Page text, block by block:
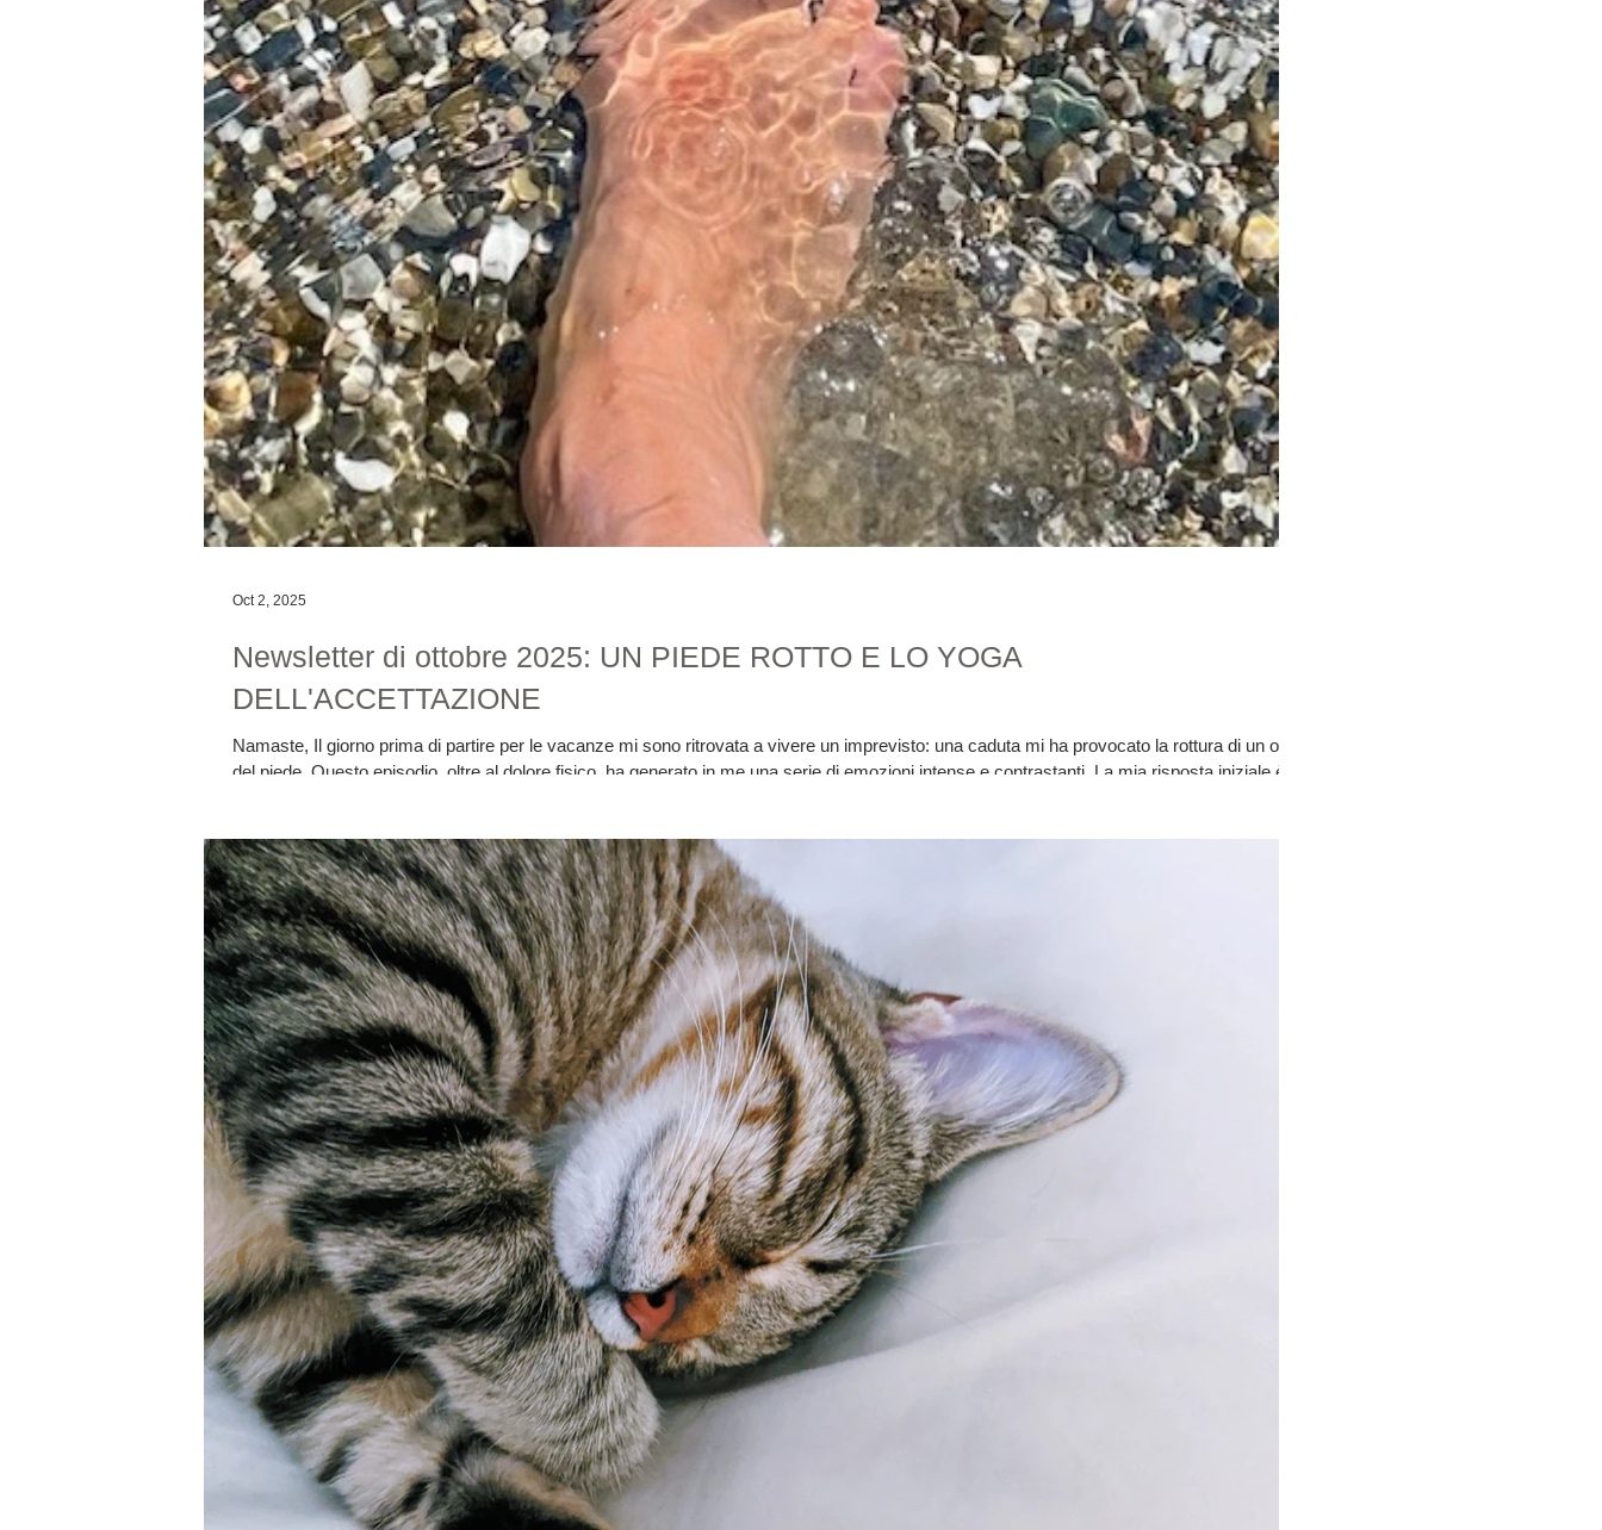
Newsletter di ottobre 2025: UN PIEDE ROTTO E LO YOGA
DELL'ACCETTAZIONE
Namaste, Il giorno prima di partire per le vacanze mi sono ritrovata a vivere un imprevisto: una caduta mi ha provocato la rottura di un osso
del piede. Questo episodio, oltre al dolore fisico, ha generato in me una serie di emozioni intense e contrastanti. La mia risposta iniziale è
Oct 2, 2025